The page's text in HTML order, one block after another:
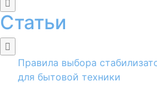
Статьи
Правила выбора
для бытовой техники